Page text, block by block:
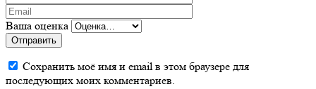
Ваша оценка
Отправить
Сохранить моё имя и email в этом браузере для
последующих моих комментариев.